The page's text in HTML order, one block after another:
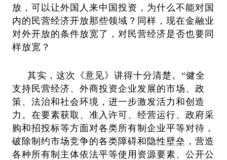
放，可以让外国人来中国投资，为什么不能对国
内的民营经济开放那些领域？同样，现在金融业
对外开放的条件放宽了，对民营经济是否也要同
样放宽？
其实，这次《意见》讲得十分清楚。“健全
支持民营经济、外商投资企业发展的市场、政
策、法治和社会环境，进一步激发活力和创造
力。在要素获取、准入许可、经营运行、政府采
购和招投标等方面对各类所有制企业平等对待，
破除制约市场竞争的各类障碍和隐性壁垒，营造
各种所有制主体依法平等使用资源要素、公开公